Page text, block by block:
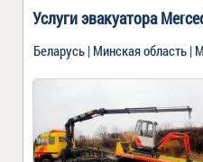
Услуги эвакуатора
Беларусь | Минская область |